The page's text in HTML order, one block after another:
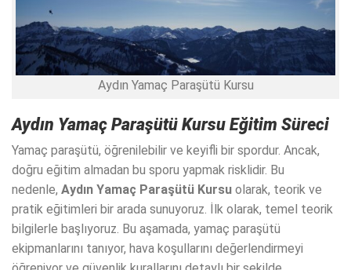
Aydın Yamaç Paraşütü Kursu
Aydın Yamaç Paraşütü Kursu Eğitim Süreci
Yamaç paraşütü, öğrenilebilir ve keyifli bir spordur. Ancak,
doğru eğitim almadan bu sporu yapmak risklidir. Bu
nedenle, Aydın Yamaç Paraşütü Kursu olarak, teorik ve
pratik eğitimleri bir arada sunuyoruz. İlk olarak, temel teorik
bilgilerle başlıyoruz. Bu aşamada, yamaç paraşütü
ekipmanlarını tanıyor, hava koşullarını değerlendirmeyi